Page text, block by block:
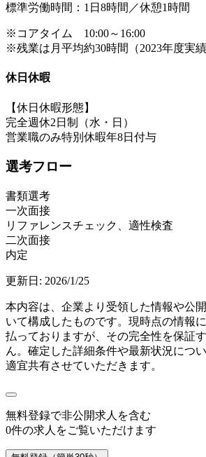
標準労働時間：1日8時間／休憩1時間
※コアタイム 10:00～16:00
※残業は月平均約30時間（2023年度実績
休日休暇
【休日休暇形態】
完全週休2日制（水・日）
営業職のみ特別休暇年8日付与
選考フロー
書類選考
一次面接
リファレンスチェック、適性検査
二次面接
内定
更新日: 2026/1/25
本内容は、企業より受領した情報や公
いて構成したものです。現時点の情報
払っておりますが、その完全性を保証
ん。確定した詳細条件や最新状況につ
適宜共有させていただきます。
無料登録で非公開求人 を含む
0件の求人をご覧いただけます